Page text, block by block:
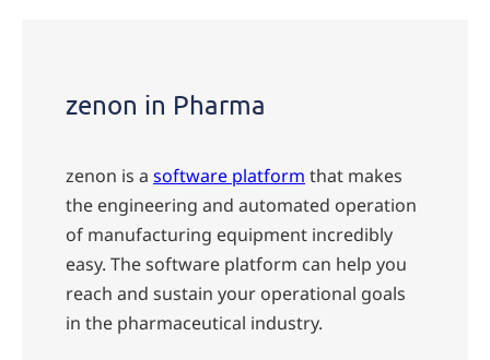
zenon in Pharma
zenon is a software platform that makes
the engineering and automated operation
of manufacturing equipment incredibly
easy. The software platform can help you
reach and sustain your operational goals
in the pharmaceutical industry.